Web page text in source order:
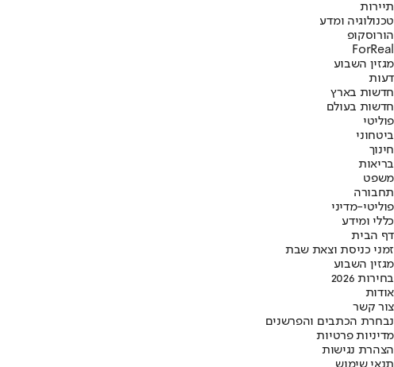
תיירות
טכנולוגיה ומדע
הורוסקופ
ForReal
מגזין השבוע
דעות
חדשות בארץ
חדשות בעולם
פוליטי
ביטחוני
חינוך
בריאות
משפט
תחבורה
פוליטי-מדיני
כללי ומידע
דף הבית
זמני כניסת וצאת שבת
מגזין השבוע
בחירות 2026
אודות
צור קשר
נבחרת הכתבים והפרשנים
מדיניות פרטיות
הצהרת נגישות